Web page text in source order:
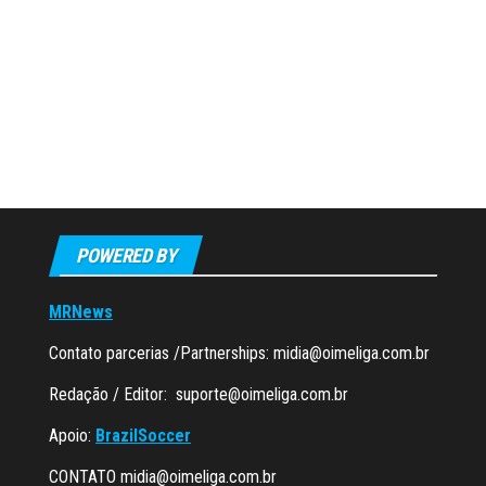
POWERED BY
MRNews
Contato parcerias /Partnerships: midia@oimeliga.com.br
Redação / Editor: suporte@oimeliga.com.br
Apoio: BrazilSoccer
CONTATO midia@oimeliga.com.br